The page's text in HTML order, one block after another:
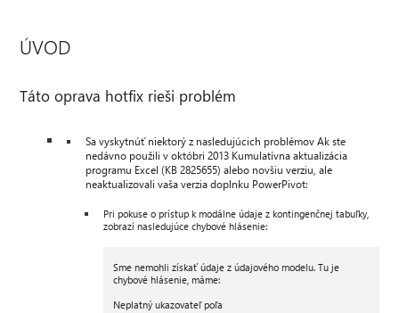
ÚVOD
Táto oprava hotfix rieši problém
Sa vyskytnúť niektorý z nasledujúcich problémov Ak ste
nedávno použili v októbri 2013 Kumulatívna aktualizácia
programu Excel (KB 2825655) alebo novšiu verziu, ale
neaktualizovali vaša verzia doplnku PowerPivot:
Pri pokuse o prístup k modálne údaje z kontingenčnej tabuľky,
zobrazí nasledujúce chybové hlásenie:
Sme nemohli získať údaje z údajového modelu. Tu je
chybové hlásenie, máme:
Neplatný ukazovateľ poľa